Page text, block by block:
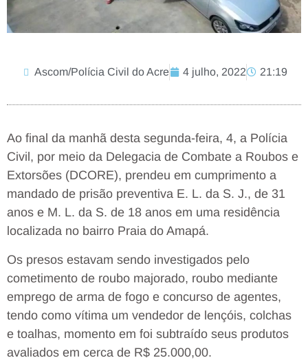
Ascom/Polícia Civil do Acre 4 julho, 2022 21:19
Ao final da manhã desta segunda-feira, 4, a Polícia
Civil, por meio da Delegacia de Combate a Roubos e
Extorsões (DCORE), prendeu em cumprimento a
mandado de prisão preventiva E. L. da S. J., de 31
anos e M. L. da S. de 18 anos em uma residência
localizada no bairro Praia do Amapá.
Os presos estavam sendo investigados pelo
cometimento de roubo majorado, roubo mediante
emprego de arma de fogo e concurso de agentes,
tendo como vítima um vendedor de lençóis, colchas
e toalhas, momento em foi subtraído seus produtos
avaliados em cerca de R$ 25.000,00.